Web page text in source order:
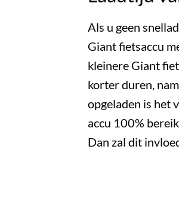
Als u geen
Giant fietsaccu
kleinere Giant
korter duren,
opgeladen is het
accu 100%
Dan zal dit